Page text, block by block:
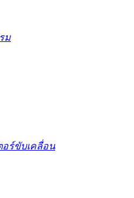
ม
อร์ขับเคลื่อน